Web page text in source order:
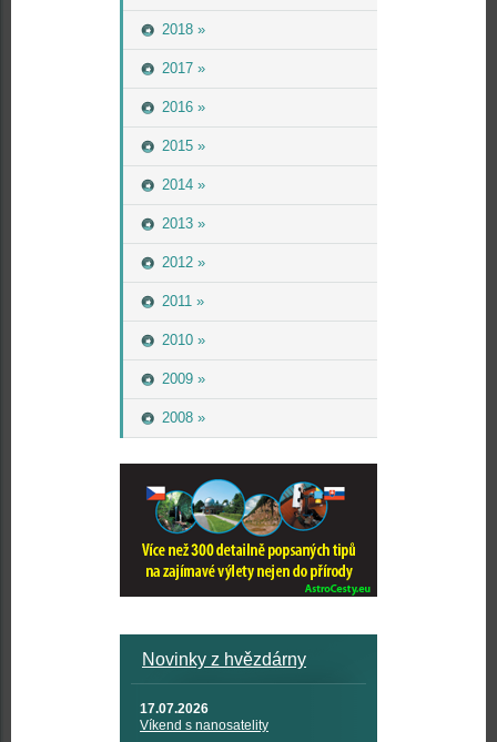
2018 »
2017 »
2016 »
2015 »
2014 »
2013 »
2012 »
2011 »
2010 »
2009 »
2008 »
Novinky z hvězdárny
17.07.2026
Víkend s nanosatelity